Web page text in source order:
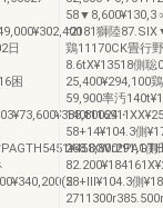
日
困
・
r2181獅陸
鶏11170CK畳行
8.6tX¥13518側
25,400¥294,100
59,900率汚
58+14¥104.3側
268.lXWr291,1側
58+Ⅲ¥104.3側